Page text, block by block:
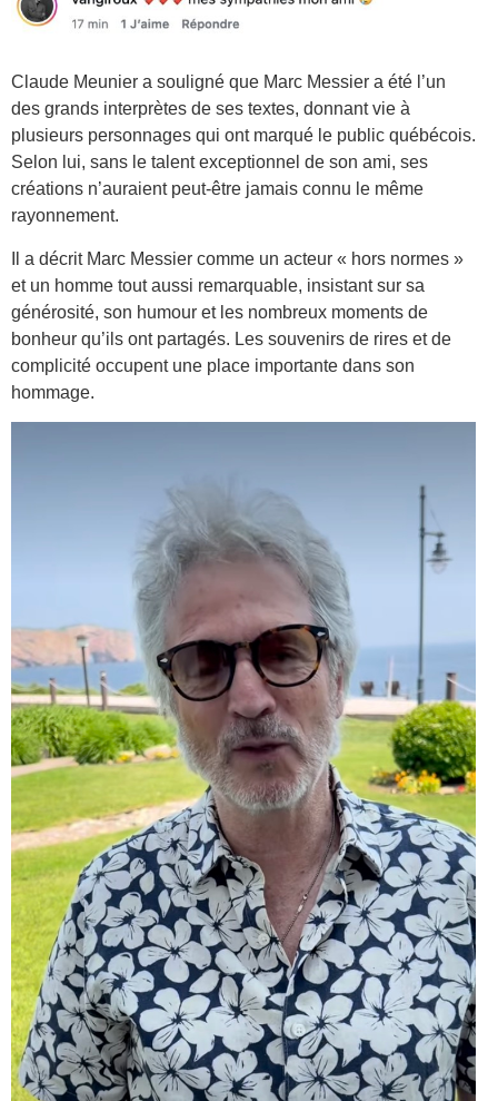
Claude Meunier a souligné que Marc Messier a été l’un
des grands interprètes de ses textes, donnant vie à
plusieurs personnages qui ont marqué le public québécois.
Selon lui, sans le talent exceptionnel de son ami, ses
créations n’auraient peut-être jamais connu le même
rayonnement.
Il a décrit Marc Messier comme un acteur « hors normes »
et un homme tout aussi remarquable, insistant sur sa
générosité, son humour et les nombreux moments de
bonheur qu’ils ont partagés. Les souvenirs de rires et de
complicité occupent une place importante dans son
hommage.